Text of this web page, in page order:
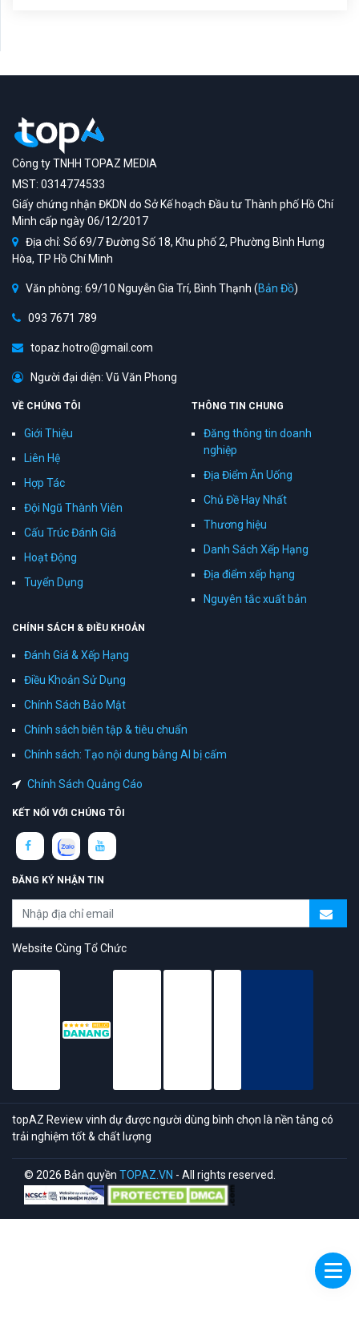
Công ty TNHH TOPAZ MEDIA
MST: 0314774533
Giấy chứng nhận ĐKDN do Sở Kế hoạch Đầu tư Thành phố Hồ Chí
Minh cấp ngày 06/12/2017
Địa chỉ: Số 69/7 Đường Số 18, Khu phố 2, Phường Bình Hưng
Hòa, TP Hồ Chí Minh
Văn phòng: 69/10 Nguyễn Gia Trí, Bình Thạnh (Bản Đồ)
093 7671 789
topaz.hotro@gmail.com
Người đại diện: Vũ Văn Phong
VỀ CHÚNG TÔI
Giới Thiệu
Liên Hệ
Hợp Tác
Đội Ngũ Thành Viên
Cấu Trúc Đánh Giá
Hoạt Động
Tuyển Dụng
THÔNG TIN CHUNG
Đăng thông tin doanh
nghiệp
Địa Điểm Ăn Uống
Chủ Đề Hay Nhất
Thương hiệu
Danh Sách Xếp Hạng
Địa điểm xếp hạng
Nguyên tắc xuất bản
CHÍNH SÁCH & ĐIỀU KHOẢN
Đánh Giá & Xếp Hạng
Điều Khoản Sử Dụng
Chính Sách Bảo Mật
Chính sách biên tập & tiêu chuẩn
Chính sách: Tạo nội dung bằng AI bị cấm
Chính Sách Quảng Cáo
KẾT NỐI VỚI CHÚNG TÔI
ĐĂNG KÝ NHẬN TIN
Website Cùng Tổ Chức
topAZ Review vinh dự được người dùng bình chọn là nền tảng có
trải nghiệm tốt & chất lượng